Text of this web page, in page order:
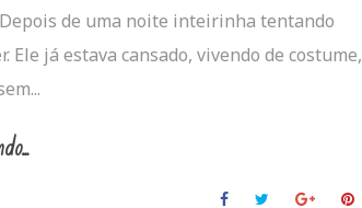
de uma noite inteirinha tentando
Ele já estava cansado, vivendo de costume,